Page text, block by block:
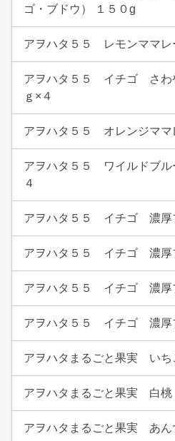
ゴ・ブドウ） １５０g
アヲハタ５５ レモンママレ
アヲハタ５５ イチゴ さわ
ｇ×４
アヲハタ５５ オレンジママ
アヲハタ５５ ワイルドブル
４
アヲハタ５５ イチゴ 濃厚
アヲハタ５５ イチゴ 濃厚
アヲハタ５５ イチゴ 濃厚
アヲハタ５５ イチゴ 濃厚
アヲハタまるごと果実 いち
アヲハタまるごと果実 白桃
アヲハタまるごと果実 あん